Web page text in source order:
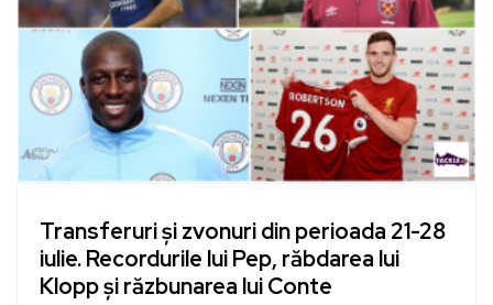
Transferuri și zvonuri din perioada 21-28
iulie. Recordurile lui Pep, răbdarea lui
Klopp și răzbunarea lui Conte